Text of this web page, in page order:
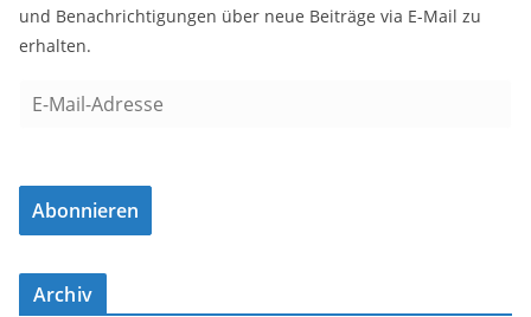
und Benachrichtigungen über neue Beiträge via E-Mail zu
erhalten.
a
l
-
Abonnieren
Archiv